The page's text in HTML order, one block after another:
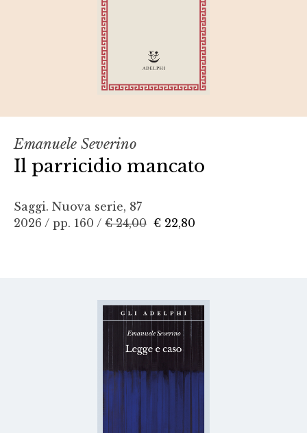
Emanuele Severino
Il parricidio mancato
Saggi. Nuova serie, 87
2026 / pp. 160 / € 24,00 € 22,80